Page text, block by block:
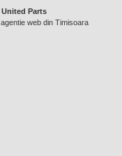
United Parts
agentie web din Timisoara